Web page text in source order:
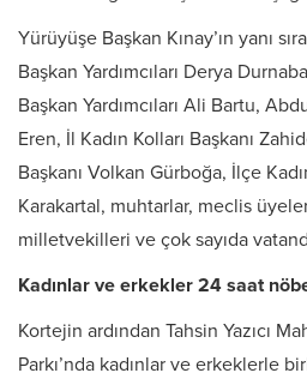
Yürüyüşe Başkan Kınay’ın yanı
Başkan Yardımcıları Derya
Başkan Yardımcıları Ali Bartu,
Eren, İl Kadın Kolları Başkanı
Başkanı Volkan Gürboğa, İlçe
Karakartal, muhtarlar, meclis
milletvekilleri ve çok sayıda
Kadınlar ve erkekler 24 saat
Kortejin ardından Tahsin Yazıcı
Parkı’nda kadınlar ve erkeklerle